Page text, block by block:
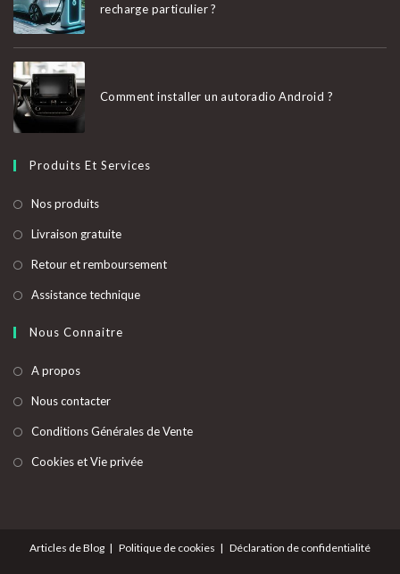
recharge particulier ?
Comment installer un autoradio Android ?
Produits Et Services
Nos produits
nouvel
onglet
Livraison gratuiteS’ouvre
nouvel
Retour et remboursementS’ouvre
Assistance techniqueS’ouvre
Nous Connaitre
A propos
Nous contacter
Conditions Générales de Vente
Cookies et Vie privée
Articles de Blog Politique de cookies Déclaration de confidentialité